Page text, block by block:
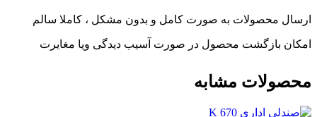
ارسال محصولات به صورت کامل و بدون مشکل ، کاملا سالم
امکان بازگشت محصول در صورت آسیب دیدگی ویا مغایرت
محصولات مشابه